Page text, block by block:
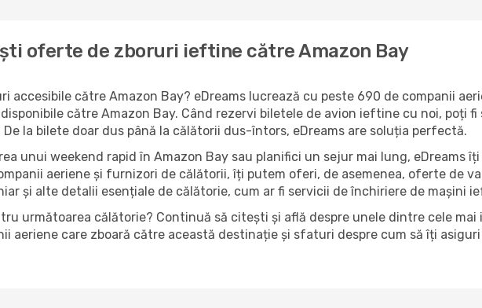
oferte de zboruri ieftine către Amazon Bay
accesibile către Amazon Bay? eDreams lucrează cu peste 690 de companii
către Amazon Bay. Când rezervi biletele de avion ieftine cu noi, poți
la bilete doar dus până la călătorii dus-întors, eDreams are soluția perfectă.
unui weekend rapid în Amazon Bay sau planifici un sejur mai lung, eDreams
aeriene și furnizori de călătorii, îți putem oferi, de asemenea, oferte de
și alte detalii esențiale de călătorie, cum ar fi servicii de închiriere de mașini
următoarea călătorie? Continuă să citești și află despre unele dintre cele
aeriene care zboară către această destinație și sfaturi despre cum să îți